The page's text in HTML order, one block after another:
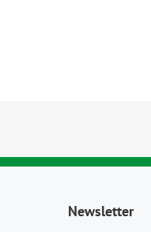
Newsletter